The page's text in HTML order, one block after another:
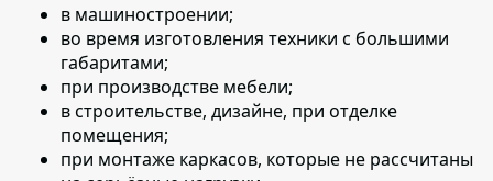
в машиностроении;
во время изготовления техники с большими
габаритами;
при производстве мебели;
в строительстве, дизайне, при отделке
помещения;
при монтаже каркасов, которые не рассчитаны